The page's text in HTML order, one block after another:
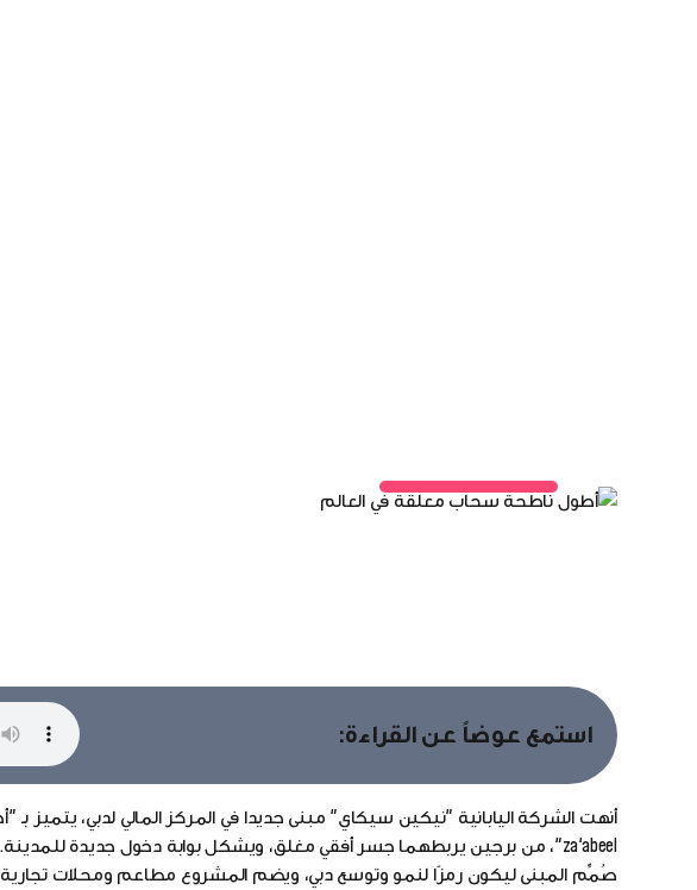
استمع عوضاً عن القراءة:
za'abeel"، من برجين يربطهما جسر أفقي مغلق، ويشكل بوابة دخول جديدة للمدينة.
صُمِّم المبنى ليكون رمزًا لنمو وتوسع دبي، ويضم المشروع مطاعم ومحلات